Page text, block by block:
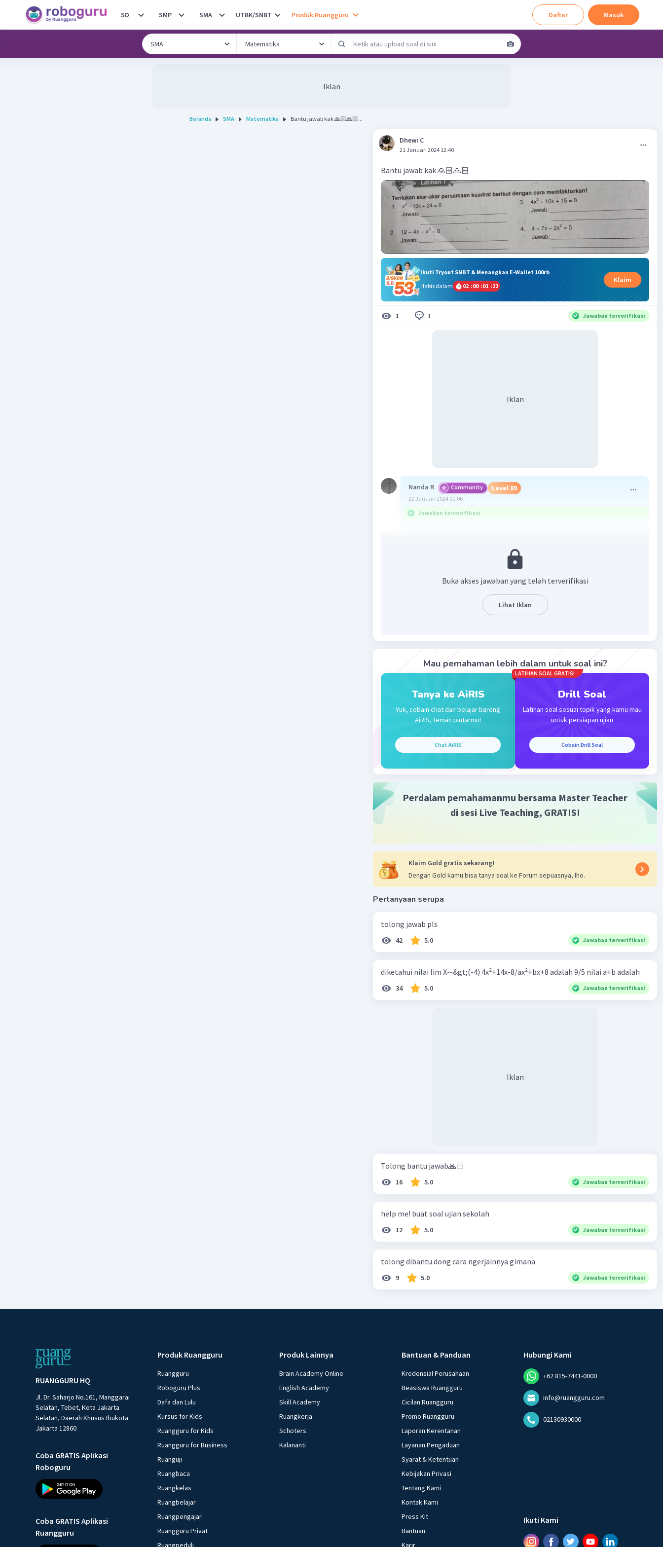
SD SMP SMA UTBK/SNBT Produk Ruangguru Daftar Masuk
Iklan
Beranda SMA Matematika Bantu jawab kak 🙏🏻🙏🏻...
Dhewi C
21 Januari 2024 12:40
Bantu jawab kak 🙏🏻🙏🏻
Ikuti Tryout SNBT & Menangkan E-Wallet 100rb
Habis dalam
02 :00 :01 :21
Klaim
1 1 Jawaban terverifikasi
Iklan
Nanda R Community Level 89
22 Januari 2024 01:06
Jawaban terverifikasi
Buka akses jawaban yang telah terverifikasi
Lihat Iklan
Mau pemahaman lebih dalam untuk soal ini?
Tanya ke AiRIS
Yuk, cobain chat dan belajar bareng
AiRIS, teman pintarmu!
Chat AiRIS
LATIHAN SOAL GRATIS!
Drill Soal
Latihan soal sesuai topik yang kamu mau
untuk persiapan ujian
Cobain Drill Soal
Perdalam pemahamanmu bersama Master Teacher
di sesi Live Teaching, GRATIS!
Klaim Gold gratis sekarang!
Dengan Gold kamu bisa tanya soal ke Forum sepuasnya, lho.
Pertanyaan serupa
tolong jawab pls
42 5.0 Jawaban terverifikasi
diketahui nilai lim X--&gt;(-4) 4x²+14x-8/ax²+bx+8 adalah 9/5 nilai a+b adalah
34 5.0 Jawaban terverifikasi
Iklan
Tolong bantu jawab🙏🏻
16 5.0 Jawaban terverifikasi
help me! buat soal ujian sekolah
12 5.0 Jawaban terverifikasi
tolong dibantu dong cara ngerjainnya gimana
9 5.0 Jawaban terverifikasi
RUANGGURU HQ
Jl. Dr. Saharjo No.161, Manggarai
Selatan, Tebet, Kota Jakarta
Selatan, Daerah Khusus Ibukota
Jakarta 12860
Coba GRATIS Aplikasi
Roboguru
Coba GRATIS Aplikasi
Ruangguru
Produk Ruangguru
Ruangguru
Roboguru Plus
Dafa dan Lulu
Kursus for Kids
Ruangguru for Kids
Ruangguru for Business
Ruanguji
Ruangbaca
Ruangkelas
Ruangbelajar
Ruangpengajar
Ruangguru Privat
Ruangpeduli
Produk Lainnya
Brain Academy Online
English Academy
Skill Academy
Ruangkerja
Schoters
Kalananti
Bantuan & Panduan
Kredensial Perusahaan
Beasiswa Ruangguru
Cicilan Ruangguru
Promo Ruangguru
Laporan Kerentanan
Layanan Pengaduan
Syarat & Ketentuan
Kebijakan Privasi
Tentang Kami
Kontak Kami
Press Kit
Bantuan
Karir
Hubungi Kami
+62 815-7441-0000
info@ruangguru.com
02130930000
Ikuti Kami